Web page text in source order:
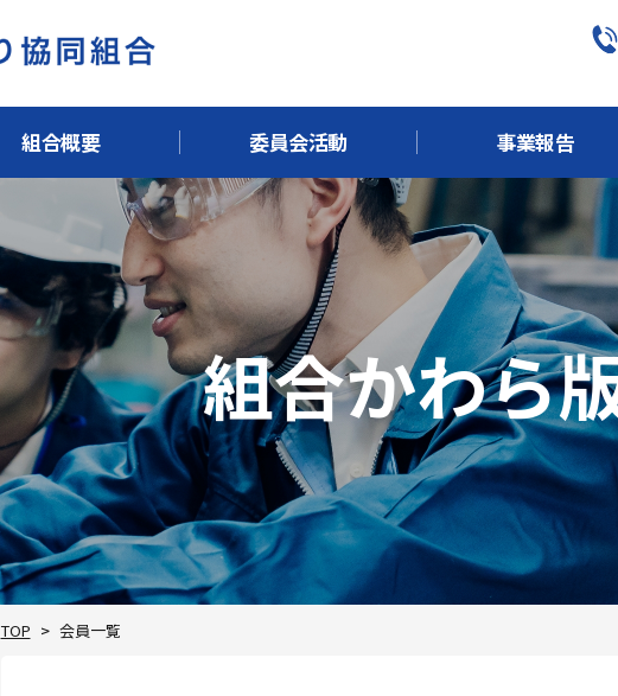
組合概要 委員会活動 事業報告
組合かわら
TOP 会員一覧